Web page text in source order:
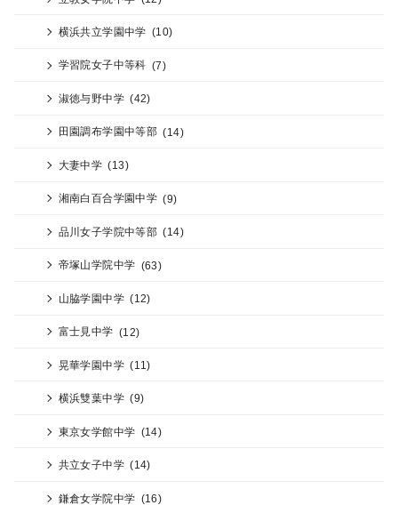
横浜共立学園中学 (10)
学習院女子中等科 (7)
淑徳与野中学 (42)
田園調布学園中等部 (14)
大妻中学 (13)
湘南白百合学園中学 (9)
品川女子学院中等部 (14)
帝塚山学院中学 (63)
山脇学園中学 (12)
富士見中学 (12)
晃華学園中学 (11)
横浜雙葉中学 (9)
東京女学館中学 (14)
共立女子中学 (14)
鎌倉女学院中学 (16)